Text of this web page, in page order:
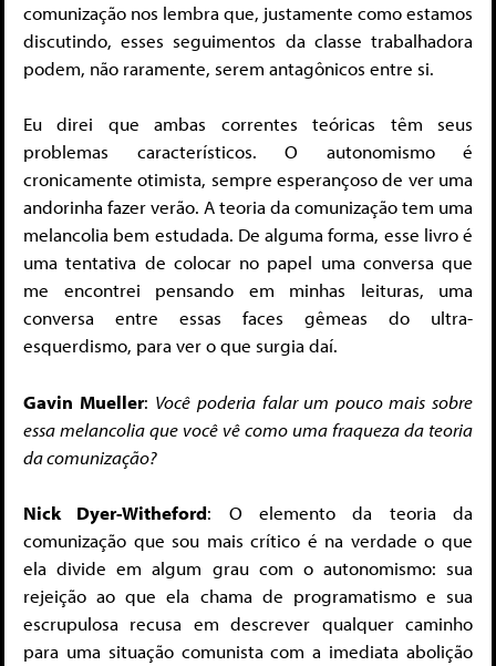
comunização nos lembra que, justamente como estamos
discutindo, esses seguimentos da classe trabalhadora
podem, não raramente, serem antagônicos entre si.
Eu direi que ambas correntes teóricas têm seus
problemas característicos. O autonomismo é
cronicamente otimista, sempre esperançoso de ver uma
andorinha fazer verão. A teoria da comunização tem uma
melancolia bem estudada. De alguma forma, esse livro é
uma tentativa de colocar no papel uma conversa que
me encontrei pensando em minhas leituras, uma
conversa entre essas faces gêmeas do ultra-
esquerdismo, para ver o que surgia daí.
Gavin Mueller: Você poderia falar um pouco mais sobre
essa melancolia que você vê como uma fraqueza da teoria
da comunização?
Nick Dyer-Witheford: O elemento da teoria da
comunização que sou mais crítico é na verdade o que
ela divide em algum grau com o autonomismo: sua
rejeição ao que ela chama de programatismo e sua
escrupulosa recusa em descrever qualquer caminho
para uma situação comunista com a imediata abolição